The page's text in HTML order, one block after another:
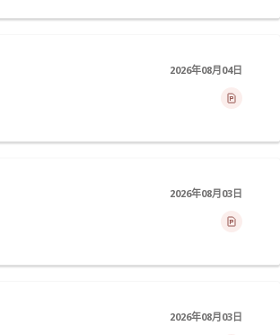
2026年08月04日
2026年08月03日
2026年08月03日